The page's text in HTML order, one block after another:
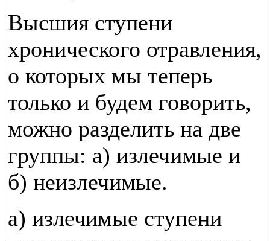
Высшия ступени
хронического отравления,
о которых мы теперь
только и будем говорить,
можно разделить на две
группы: а) излечимые и
б) неизлечимые.
а) излечимые ступени